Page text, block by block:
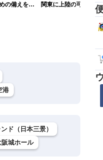
の備えを
関東に上陸の可能性も
港
ド（日本三景）
阪城ホール